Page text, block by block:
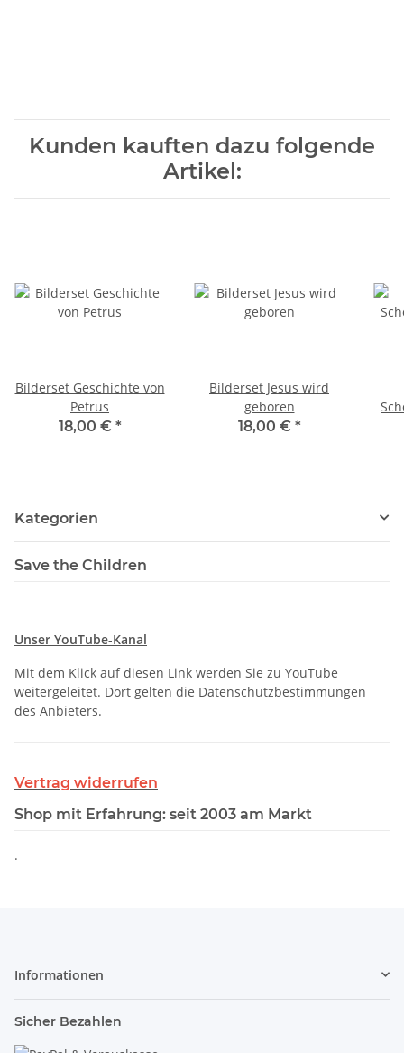
Kunden kauften dazu folgende
Artikel:
Bilderset Geschichte von
Petrus
18,00 € *
Bilderset Jesus wird
geboren
18,00 € *
Kategorien
Save the Children
Unser YouTube-Kanal
Mit dem Klick auf diesen Link werden Sie zu YouTube
weitergeleitet. Dort gelten die Datenschutzbestimmungen
des Anbieters.
Vertrag widerrufen
Shop mit Erfahrung: seit 2003 am Markt
.
Informationen
Sicher Bezahlen